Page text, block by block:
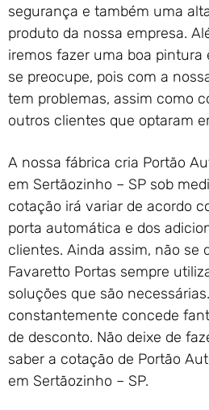
segurança e também uma
produto da nossa empresa.
iremos fazer uma boa pintura
se preocupe, pois com a
tem problemas, assim como
outros clientes que optaram
A nossa fábrica cria Portão
em Sertãozinho – SP sob
cotação irá variar de acordo
porta automática e dos
clientes. Ainda assim, não se
Favaretto Portas sempre
soluções que são
constantemente concede
de desconto. Não deixe de
saber a cotação de Portão
em Sertãozinho – SP.